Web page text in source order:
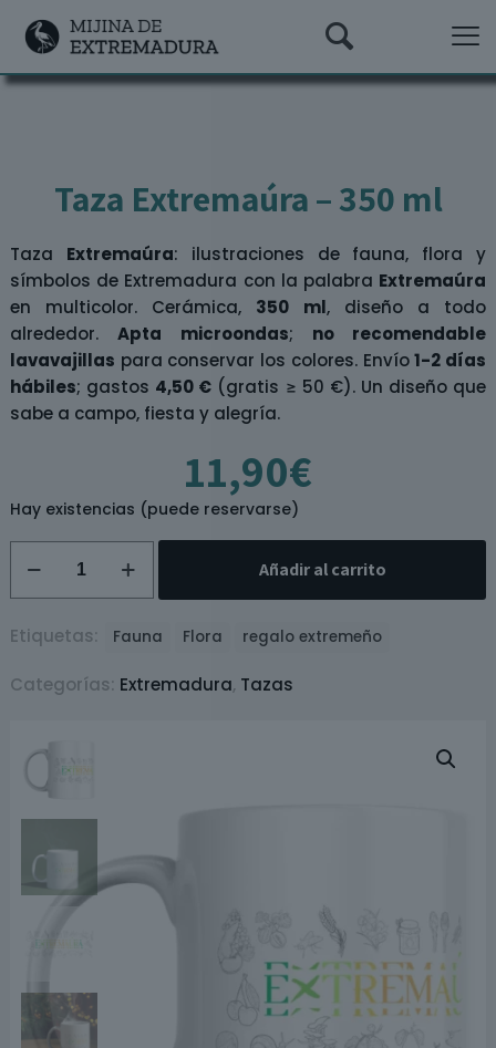
Taza Extremaúra – 350 ml
Taza Extremaúra: ilustraciones de fauna, flora y
símbolos de Extremadura con la palabra Extremaúra
en multicolor. Cerámica, 350 ml, diseño a todo
alrededor.Apta microondas; no recomendable
lavavajillas para conservar los colores. Envío1-2 días
hábiles; gastos 4,50 € (gratis ≥ 50 €). Un diseño que
sabe a campo, fiesta y alegría.
11,90€
Hay existencias (puede reservarse)
Extremaúra
-
350
cantidad
Añadir al carrito
Etiquetas: Fauna Flora regalo extremeño
Categorías: Extremadura, Tazas